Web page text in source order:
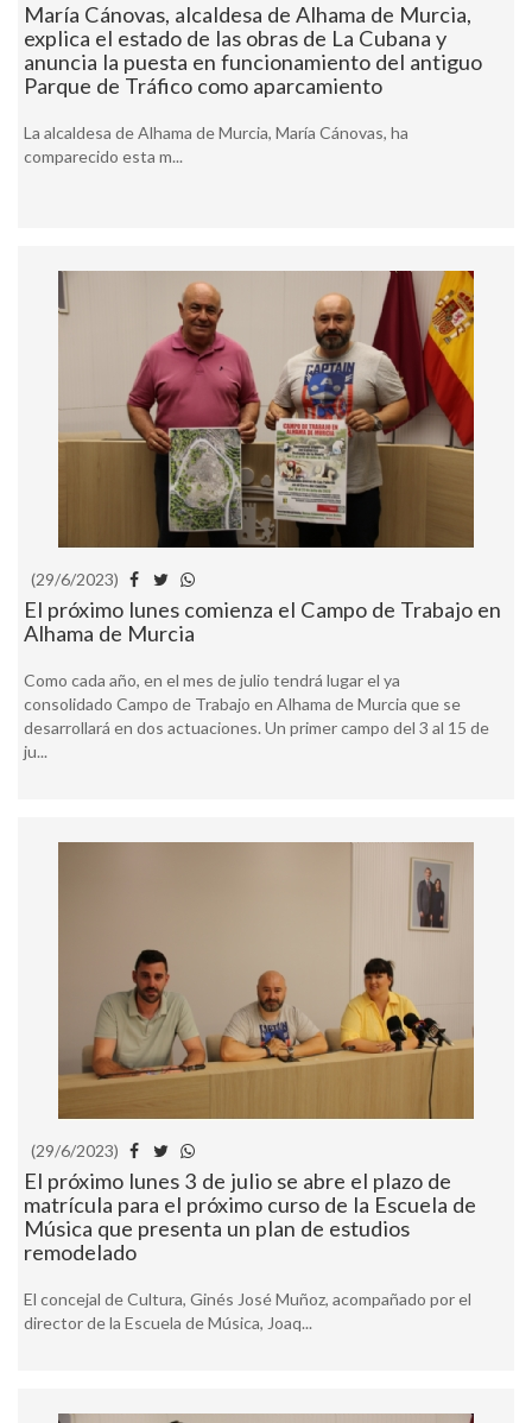
María Cánovas, alcaldesa de Alhama de Murcia,
explica el estado de las obras de La Cubana y
anuncia la puesta en funcionamiento del antiguo
Parque de Tráfico como aparcamiento
La alcaldesa de Alhama de Murcia, María Cánovas, ha
comparecido esta m...
(29/6/2023)
El próximo lunes comienza el Campo de Trabajo en
Alhama de Murcia
Como cada año, en el mes de julio tendrá lugar el ya
consolidado Campo de Trabajo en Alhama de Murcia que se
desarrollará en dos actuaciones. Un primer campo del 3 al 15 de
ju...
(29/6/2023)
El próximo lunes 3 de julio se abre el plazo de
matrícula para el próximo curso de la Escuela de
Música que presenta un plan de estudios
remodelado
El concejal de Cultura, Ginés José Muñoz, acompañado por el
director de la Escuela de Música, Joaq...